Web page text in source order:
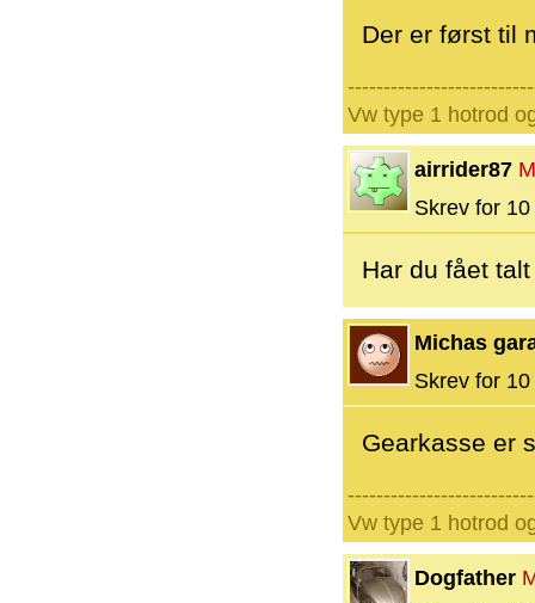
Der er først til
Vw type 1 hotrod
airrider87
Skrev for
Har du fået
Michas
Skrev for
Gearkasse er
Vw type 1 hotrod
Dogfather